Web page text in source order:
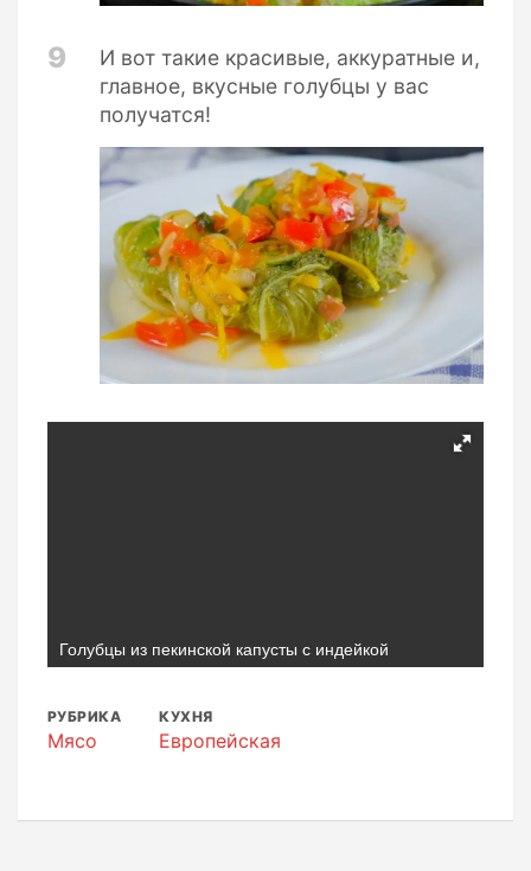
9
И вот такие красивые, аккуратные и,
главное, вкусные голубцы у вас
получатся!
Голубцы из пекинской капусты с индейкой
РУБРИКА
Мясо
КУХНЯ
Европейская